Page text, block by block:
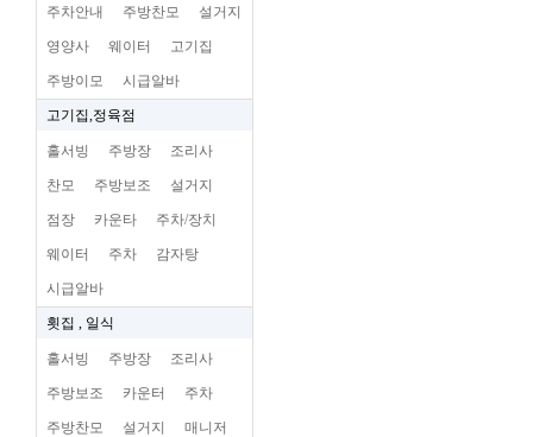
주차안내 주방찬모 설거지
영양사 웨이터 고기집
주방이모 시급알바
고기집,정육점
홀서빙 주방장 조리사
찬모 주방보조 설거지
점장 카운타 주차/장치
웨이터 주차 감자탕
시급알바
횟집 , 일식
홀서빙 주방장 조리사
주방보조 카운터 주차
주방찬모 설거지 매니저